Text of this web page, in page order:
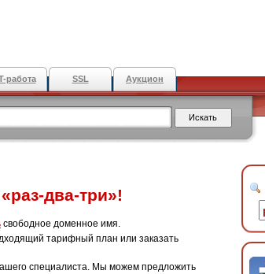
работа SSL Аукцион
«раз-два-три»!
свободное доменное имя.
тарифный план или заказать
специалиста. Мы можем предложить